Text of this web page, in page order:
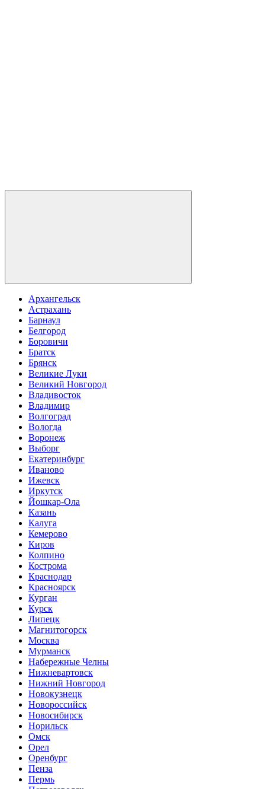
Архангельск
Астрахань
Барнаул
Белгород
Боровичи
Братск
Брянск
Великие Луки
Великий Новгород
Владивосток
Владимир
Волгоград
Вологда
Воронеж
Выборг
Екатеринбург
Иваново
Ижевск
Иркутск
Йошкар-Ола
Казань
Калуга
Кемерово
Киров
Колпино
Кострома
Краснодар
Красноярск
Курган
Курск
Липецк
Магнитогорск
Москва
Мурманск
Набережные Челны
Нижневартовск
Нижний Новгород
Новокузнецк
Новороссийск
Новосибирск
Норильск
Омск
Орел
Оренбург
Пенза
Пермь